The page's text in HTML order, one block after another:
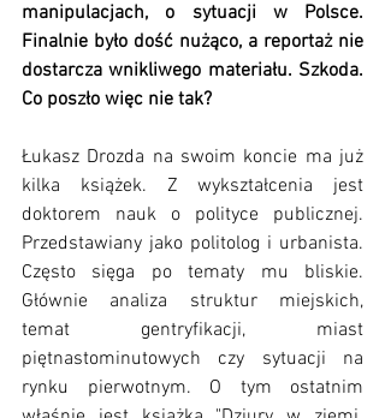
manipulacjach, o sytuacji w Polsce.
Finalnie było dość nużąco, a reportaż nie
dostarcza wnikliwego materiału. Szkoda.
Co poszło więc nie tak?
Łukasz Drozda na swoim koncie ma już
kilka książek. Z wykształcenia jest
doktorem nauk o polityce publicznej.
Przedstawiany jako politolog i urbanista.
Często sięga po tematy mu bliskie.
Głównie analiza struktur miejskich,
temat gentryfikacji, miast
piętnastominutowych czy sytuacji na
rynku pierwotnym. O tym ostatnim